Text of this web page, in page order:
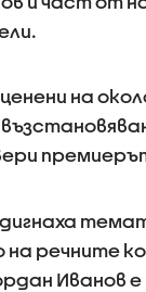
на
на речните
Иванов